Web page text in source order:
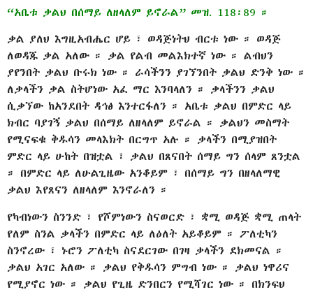
“አቤቱ ቃልህ በሰማይ ለዘላለም ይኖራል” መዝ. 118፡89 ።
ቃል ያለህ እግዚአብሔር ሆይ ፣ ወዳጅነትህ ብርቱ ነው ። ወዳጅ
ለወዳጁ ቃል አለው ። ቃል የልብ መልእክተኛ ነው ። ልብህን
ያየንበት ቃልህ ቡሩክ ነው ። ራሳችንን ያገኘንበት ቃልህ ድንቅ ነው ።
ለቃላችን ቃል ስትሆነው አፈ ማር እንባላለን ። ቃላችንን ቃልህ
ሲቃኘው ከአንደበት ዳኅፅ እንተርፋለን ። አቤቱ ቃልህ በምድር ላይ
ክብር ባያገኝ ቃልህ በሰማይ ለዘላለም ይኖራል ። ቃልህን መስማት
የሚናፍቁ ቅዱሳን መላእክት በርግጥ አሉ ። ቃላችን በሚያዝበት
ምድር ላይ ሁከት በዝቷል ፣ ቃልህ በጸናበት ሰማይ ግን ሰላም ጸንቷል
። በምድር ላይ ለሁልጊዜው አንቆይም ፣ በሰማይ ግን በዘላለማዊ
ቃልህ እየጸናን ለዘላለም እንኖራለን ።
የካብነውን ስንንድ ፣ የሾምነውን ስናወርድ ፣ ቋሚ ወዳጅ ቋሚ ጠላት
የለም ስንል ቃላችን በምድር ላይ ለዕለት አይቆይም ። ፖለቲካን
ስንኖረው ፣ ኑሮን ፖለቲካ ስናደርገው በገዛ ቃላችን ደክመናል ።
ቃልህ አገር አለው ። ቃልህ የቅዱሳን ምግብ ነው ። ቃልህ ነዋሪና
የሚያኖር ነው ። ቃልህ የጊዜ ድንበርን የሚሻገር ነው ። በክንፍህ